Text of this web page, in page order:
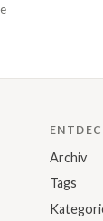
Archiv
Tags